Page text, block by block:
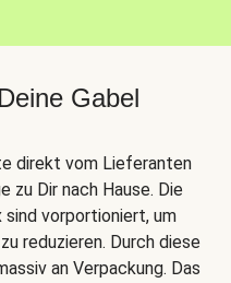
Gabel
direkt vom Lieferanten
zu Dir nach Hause. Die
vorportioniert, um
reduzieren. Durch diese
an Verpackung. Das